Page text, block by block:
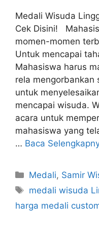
Medali Wisuda
Cek Disini!
momen-momen
Untuk mencapai
Mahasiswa harus
rela mengorbankan
untuk
mencapai wisuda.
acara untuk
mahasiswa yang
… Baca
Kategori
Medali, Samir
Tag
medali wisuda
harga medali